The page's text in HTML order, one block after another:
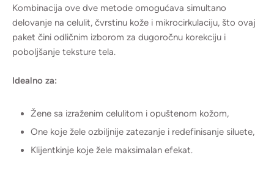
Kombinacija ove dve metode omogućava simultano
delovanje na celulit, čvrstinu kože i mikrocirkulaciju, što ovaj
paket čini odličnim izborom za dugoročnu korekciju i
poboljšanje teksture tela.
Idealno za:
Žene sa izraženim celulitom i opuštenom kožom,
One koje žele ozbiljnije zatezanje i redefinisanje siluete,
Klijentkinje koje žele maksimalan efekat.